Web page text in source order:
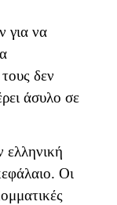
για να
δεν
άσυλο σε
ελληνική
Οι